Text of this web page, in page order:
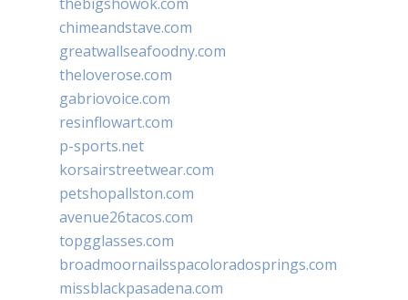
chimeandstave.com
greatwallseafoodny.com
theloverose.com
gabriovoice.com
resinflowart.com
p-sports.net
korsairstreetwear.com
petshopallston.com
avenue26tacos.com
topgglasses.com
broadmoornailsspacoloradosprings.com
missblackpasadena.com